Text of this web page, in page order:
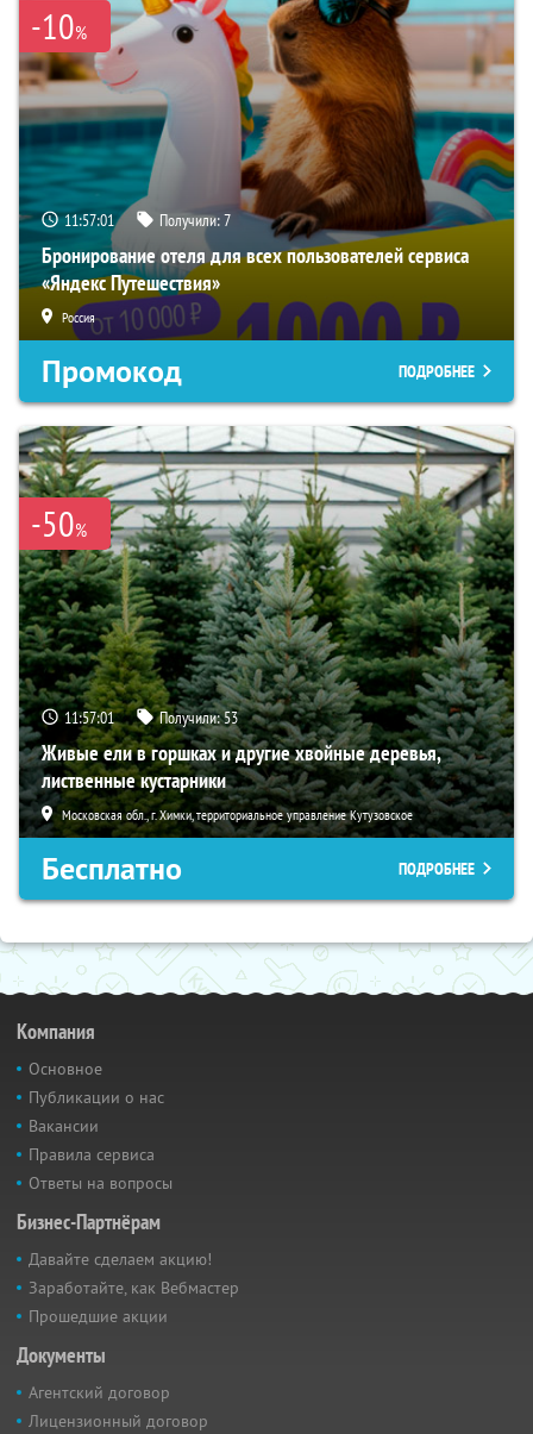
-10%
11:57:00 Получили:7
Бронирование отеля для всех пользователей сервиса
«Яндекс Путешествия»
Россия
Промокод ПОДРОБНЕЕ
-50%
11:57:00 Получили:53
Живые ели в горшках и другие хвойные деревья,
лиственные кустарники
Московская обл., г. Химки, территориальное управление Кутузовское
Бесплатно ПОДРОБНЕЕ
Компания
Основное
Публикации о нас
Вакансии
Правила сервиса
Ответы на вопросы
Бизнес-Партнёрам
Давайте сделаем акцию!
Заработайте, как Вебмастер
Прошедшие акции
Документы
Агентский договор
Лицензионный договор